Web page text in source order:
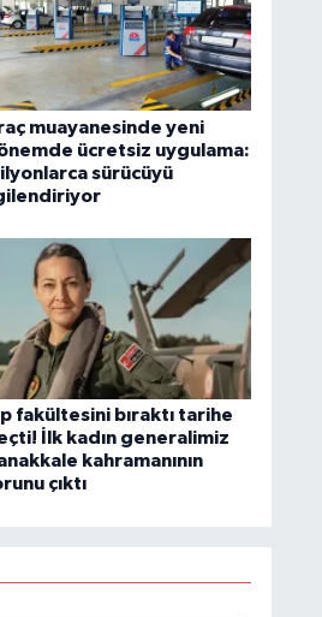
muayanesinde yeni
ücretsiz uygulama:
sürücüyü
fakültesini bıraktı tarihe
İlk kadın generalimiz
kahramanının
çıktı